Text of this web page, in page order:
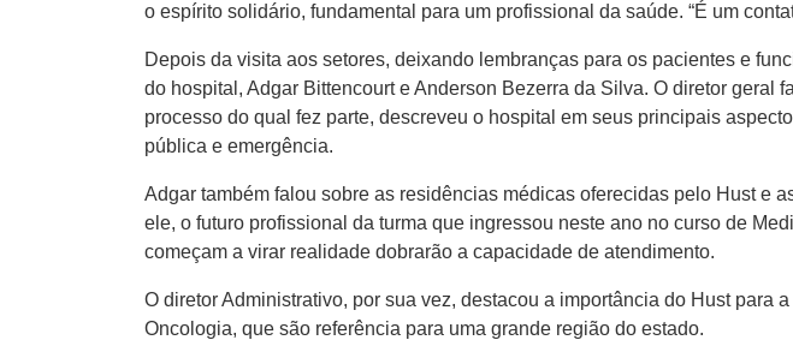
o espírito solidário, fundamental para um profissional da saúde. “É um
Depois da visita aos setores, deixando lembranças para os pacientes e
do hospital, Adgar Bittencourt e Anderson Bezerra da Silva. O diretor
processo do qual fez parte, descreveu o hospital em seus principais
pública e emergência.
Adgar também falou sobre as residências médicas oferecidas pelo Hust e
ele, o futuro profissional da turma que ingressou neste ano no curso de
começam a virar realidade dobrarão a capacidade de atendimento.
O diretor Administrativo, por sua vez, destacou a importância do Hust
Oncologia, que são referência para uma grande região do estado.